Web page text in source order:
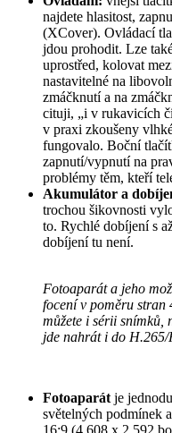
najdete hlasitost,
(XCover). Ovládací
jdou prohodit. Lze
uprostřed, kolovat
nastavitelné na
zmáčknutí a na
cituji, „i v rukavicích
v praxi zkoušeny
fungovalo. Boční
zapnutí/vypnutí na
problémy těm, kteří
Akumulátor a
trochou šikovnosti
to. Rychlé dobíjení s
dobíjení tu není.
Fotoaparát a jeho
focení v poměru
můžete i sérii snímků,
jde nahrát i do
Fotoaparát je
světelných podmínek
16:9 (4.608 x 2.592